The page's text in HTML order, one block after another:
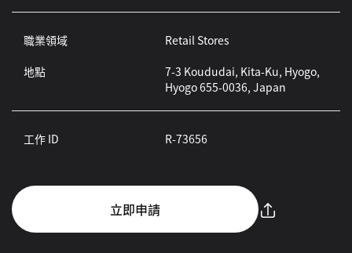
職業領域
Retail Stores
地點
7-3 Koududai, Kita-Ku, Hyogo,
Hyogo 655-0036, Japan
工作 ID R-73656
立即申請